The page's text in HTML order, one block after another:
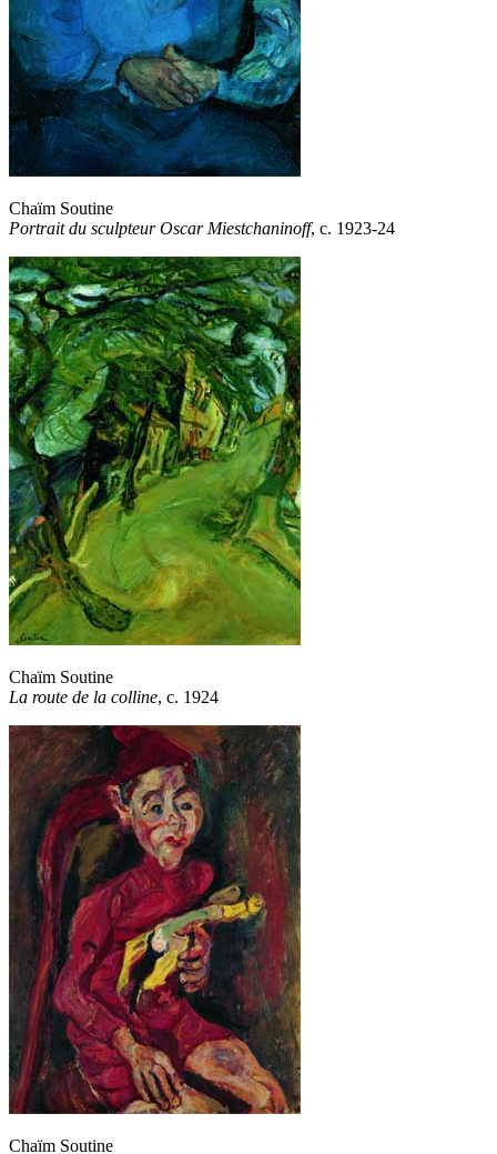
Chaïm Soutine
Portrait du sculpteur Oscar Miestchaninoff, c. 1923-24
Chaïm Soutine
La route de la colline, c. 1924
Chaïm Soutine